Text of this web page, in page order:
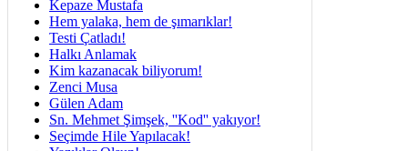
Kepaze Mustafa
Hem yalaka, hem de şımarıklar!
Testi Çatladı!
Halkı Anlamak
Kim kazanacak biliyorum!
Zenci Musa
Gülen Adam
Sn. Mehmet Şimşek, ''Kod'' yakıyor!
Seçimde Hile Yapılacak!